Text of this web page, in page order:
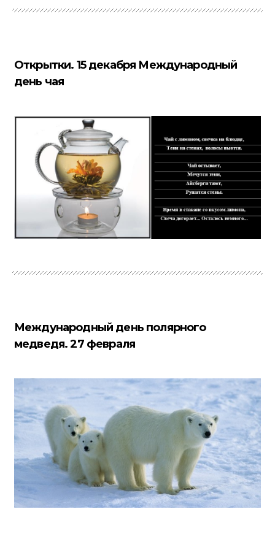
Открытки. 15 декабря Международный
день чая
Международный день полярного
медведя. 27 февраля